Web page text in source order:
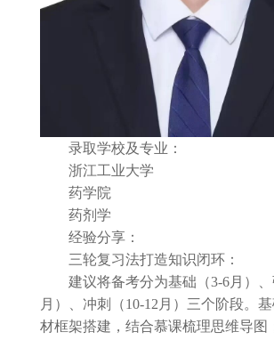
录取学校及专业：
浙江工业大学
药学院
药剂学
经验分享：
三轮复习法打造知识闭环：
建议将备考分为基础（3-6月）、
月）、冲刺（10-12月）三个阶段。
材框架搭建，结合慕课梳理思维导图